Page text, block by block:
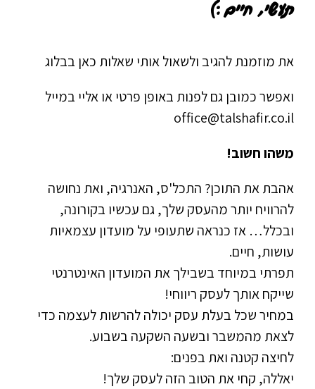
תעשי, חיים :)
את מוזמנת להגיב ולשאול אותי שאלות כאן בבלוג
ואפשר כמובן גם לפנות באופן פרטי או אליי במייל
office@talshafir.co.il
משהו חשוב!
אהבת את התוכן? התכל'ס, האנרגיה, ואת נחושה
להרוויח יותר מהעסק שלך, גם עכשיו בקורונה,
ובכלל… אז כנראה שתעופי על מועדון עצמאיות
עושות, חיים.
תפרתי במיוחד בשבילך את המועדון האינטרנטי
שייקח אותך לעסק ריווחי!
במחיר שכל בעלת עסק יכולה להרשות לעצמה כדי
לצאת מהמשבר ובשעה השקעה בשבוע.
לחיצה קטנה ואת בפנים:
יאללה, קחי את הטוב הזה לעסק שלך!